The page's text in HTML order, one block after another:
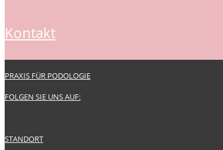
kontakt
PRAXIS FÜR PODOLOGIE
FOLGEN SIE UNS AUF:
STANDORT